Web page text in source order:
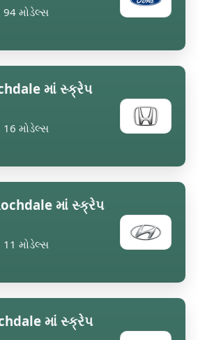
94 મોડેલ્સ
માં સ્ક્રેપ
16 મોડેલ્સ
માં સ્ક્રેપ
11 મોડેલ્સ
માં સ્ક્રેપ